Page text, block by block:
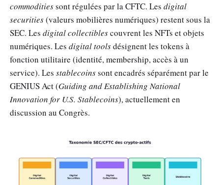
commoditiessont régulées par la CFTC. Les digital
securities(valeurs mobilières numériques) restent sous la
SEC. Les digital collectiblescouvrent les NFTs et objets
numériques. Les digital toolsdésignent les tokens à
fonction utilitaire (identité, membership, accès à un
service). Les stablecoinssont encadrés séparément par le
GENIUS Act (Guiding and Establishing National
Innovation for U.S. Stablecoins), actuellement en
discussion au Congrès.